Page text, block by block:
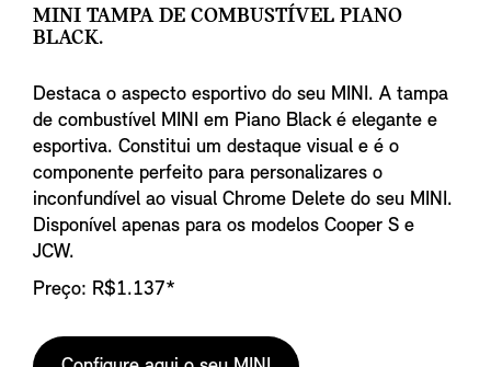
MINI TAMPA DE COMBUSTÍVEL PIANO
BLACK.
Destaca o aspecto esportivo do seu MINI. A tampa
de combustível MINI em Piano Black é elegante e
esportiva. Constitui um destaque visual e é o
componente perfeito para personalizares o
inconfundível ao visual Chrome Delete do seu MINI.
Disponível apenas para os modelos Cooper S e
JCW.
Preço: R$1.137*